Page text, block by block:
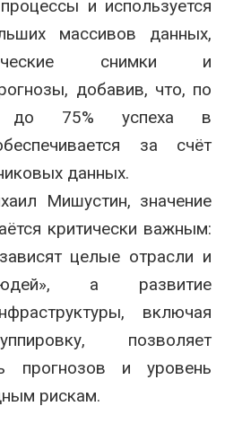
и используется
массивов данных,
снимки и
добавив, что, по
до 75% успеха в
за счёт
данных.
Мишустин, значение
критически важным:
целые отрасли и
а развитие
включая
позволяет
прогнозов и уровень
рискам.